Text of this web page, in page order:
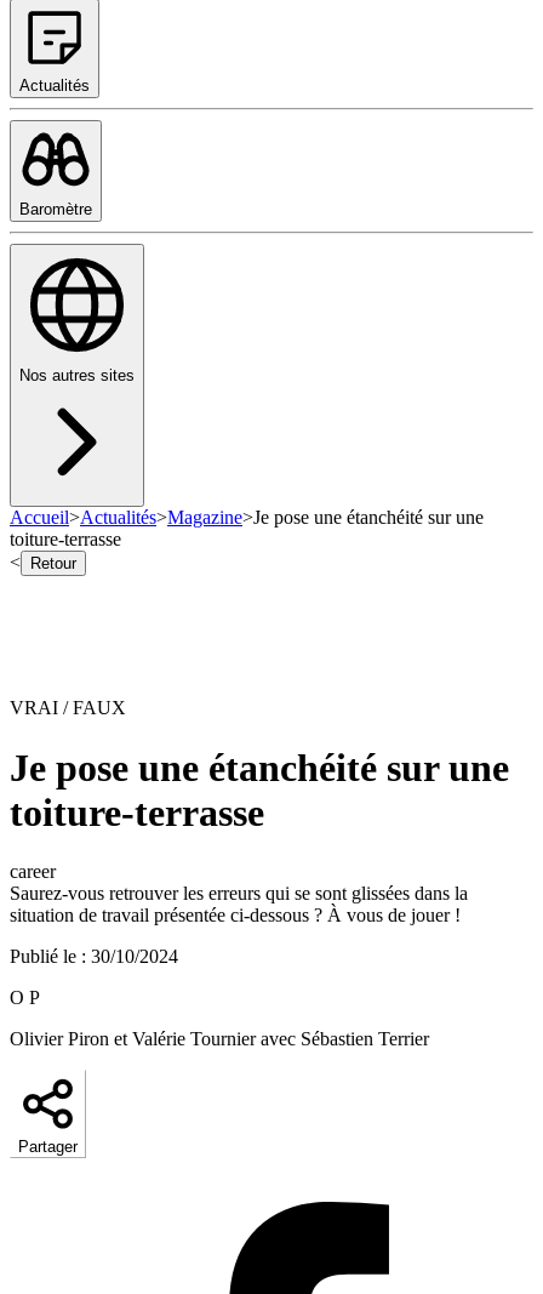
Actualités
Baromètre
Nos autres sites
Accueil>Actualités>Magazine>Je pose une étanchéité sur une
toiture-terrasse
<
Retour
VRAI / FAUX
Je pose une étanchéité sur une
toiture-terrasse
career
Saurez-vous retrouver les erreurs qui se sont glissées dans la
situation de travail présentée ci-dessous ? À vous de jouer !
Publié le : 30/10/2024
O P
Olivier Piron et Valérie Tournier avec Sébastien Terrier
Partager